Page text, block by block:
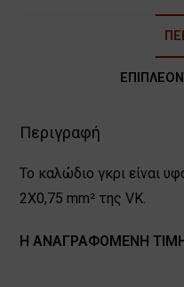
Περιγραφή
Το καλώδιο γκρι είναι
2Χ0,75 mm² της VK.
Η ΑΝΑΓΡΑΦΟΜΕΝΗ